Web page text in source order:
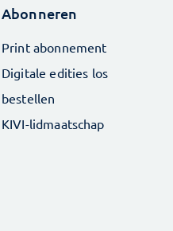
Abonneren
Print abonnement
Digitale edities los
bestellen
KIVI-lidmaatschap